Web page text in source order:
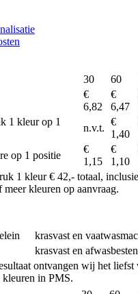
30 60
€
6,82
€
6,47
1 kleur op 1
n.v.t.
€
1,40
op 1 positie
€
1,15
€
1,10
1 kleur € 42,- totaal,
kleuren op aanvraag.
krasvast en
krasvast en
ontvangen wij het liefst
in PMS.